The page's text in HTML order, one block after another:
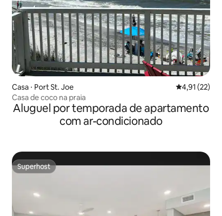
Casa ⋅ Port St. Joe 4,91 de uma
4,91 (22)
Casa de coco na praia
Aluguel por temporada de apartamento
com ar-condicionado
Superhost
Superhost